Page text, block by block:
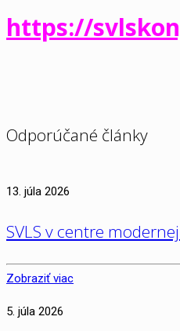
https://
Odporúčané články
13. júla 2026
SVLS v centre
Zobraziť viac
5. júla 2026